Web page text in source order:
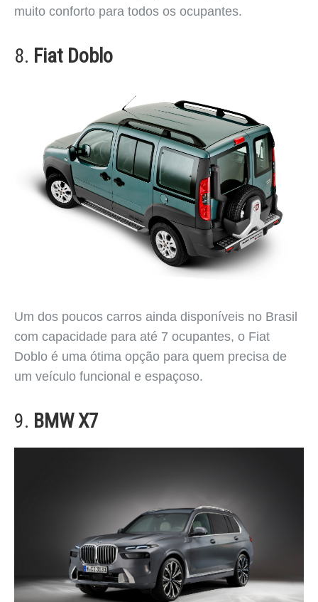
muito conforto para todos os ocupantes.
8. Fiat Doblo
Um dos poucos carros ainda disponíveis no Brasil
com capacidade para até 7 ocupantes, o Fiat
Doblo é uma ótima opção para quem precisa de
um veículo funcional e espaçoso.
9. BMW X7